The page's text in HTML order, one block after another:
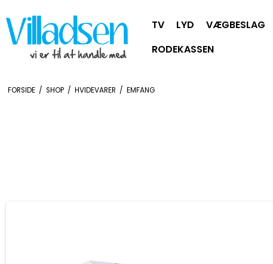
TV LYD VÆGBESLAG
RODEKASSEN
FORSIDE / SHOP / HVIDEVARER / EMFANG